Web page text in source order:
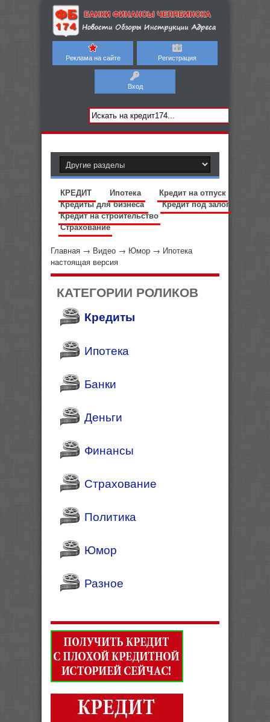
Реклама на сайте Регистрация
Вход
КРЕДИТ Ипотека
Кредит на отпуск
Кредиты для бизнеса
Кредит под залог
Кредит на строительство
Страхование
Главная → Видео → Юмор → Ипотека
настоящая версия
КАТЕГОРИИ РОЛИКОВ
Кредиты
Ипотека
Банки
Деньги
Финансы
Страхование
Политика
Юмор
Разное